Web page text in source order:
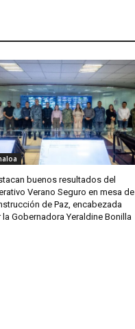
buenos resultados del
Verano Seguro en mesa de
de Paz, encabezada
la Gobernadora Yeraldine Bonilla